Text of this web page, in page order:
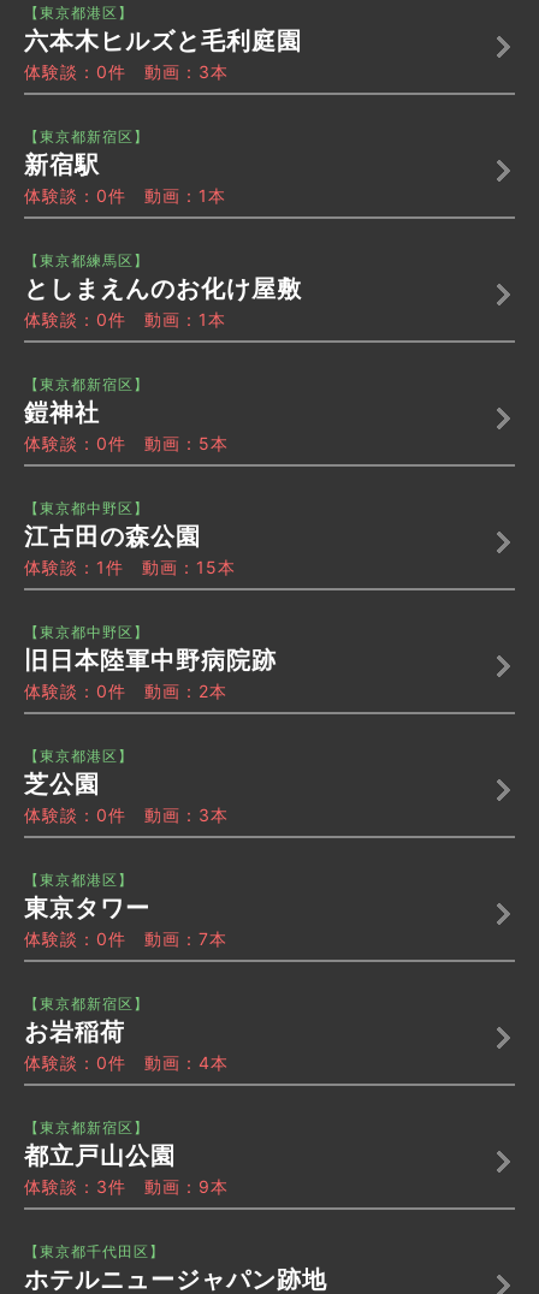
【東京都港区】
六本木ヒルズと毛利庭園
体験談：0件 動画：3本
【東京都新宿区】
新宿駅
体験談：0件 動画：1本
【東京都練馬区】
としまえんのお化け屋敷
体験談：0件 動画：1本
【東京都新宿区】
鎧神社
体験談：0件 動画：5本
【東京都中野区】
江古田の森公園
体験談：1件 動画：15本
【東京都中野区】
旧日本陸軍中野病院跡
体験談：0件 動画：2本
【東京都港区】
芝公園
体験談：0件 動画：3本
【東京都港区】
東京タワー
体験談：0件 動画：7本
【東京都新宿区】
お岩稲荷
体験談：0件 動画：4本
【東京都新宿区】
都立戸山公園
体験談：3件 動画：9本
【東京都千代田区】
ホテルニュージャパン跡地